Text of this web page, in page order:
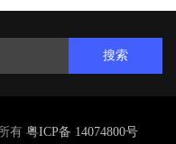
搜索
有粤ICP备 14074800号